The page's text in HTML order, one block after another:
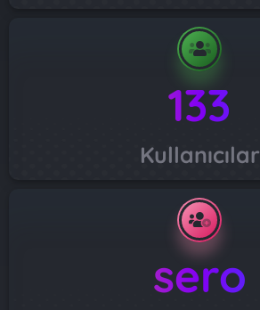
133
Kullanıcılar
sero